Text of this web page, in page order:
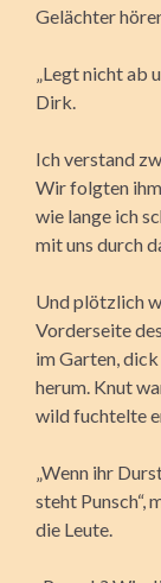
Gelächter
„Legt nicht ab
Dirk.
Ich verstand
Wir folgten ihm
wie lange ich
mit uns durch
Und plötzlich
Vorderseite
im Garten,
herum. Knut
wild fuchtelte
„Wenn ihr
steht Punsch“,
die Leute.